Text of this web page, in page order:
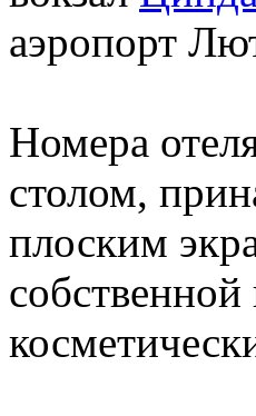
аэропорт
Номера
столом,
плоским